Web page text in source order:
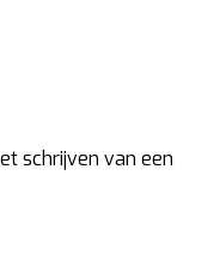
schrijven van een